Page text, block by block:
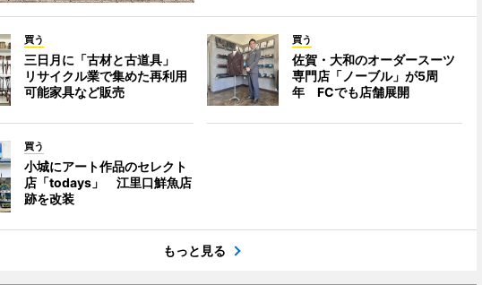
買う
三日月に「古材と古道具」
リサイクル業で集めた再利用
可能家具など販売
買う
佐賀・大和のオーダースーツ
専門店「ノーブル」が5周
年 FCでも店舗展開
買う
小城にアート作品のセレクト
店「todays」 江里口鮮魚店
跡を改装
もっと見る